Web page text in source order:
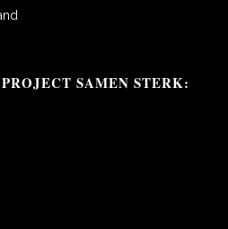
SAMEN STERK: